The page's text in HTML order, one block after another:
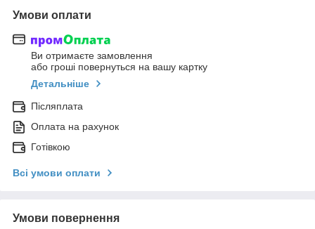
Умови оплати
Ви отримаєте замовлення
або гроші повернуться на вашу картку
Детальніше
Післяплата
Оплата на рахунок
Готівкою
Всі умови оплати
Умови повернення